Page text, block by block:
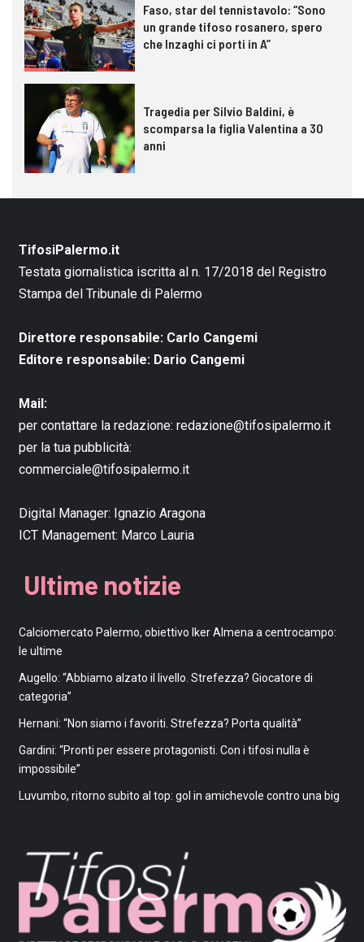
Faso, star del tennistavolo: “Sono
un grande tifoso rosanero, spero
che Inzaghi ci porti in A”
Tragedia per Silvio Baldini, è
scomparsa la figlia Valentina a 30
anni
TifosiPalermo.it
Testata giornalistica iscritta al n. 17/2018 del Registro
Stampa del Tribunale di Palermo
Direttore responsabile: Carlo Cangemi
Editore responsabile: Dario Cangemi
Mail:
per contattare la redazione: redazione@tifosipalermo.it
per la tua pubblicità:
commerciale@tifosipalermo.it
Digital Manager: Ignazio Aragona
ICT Management: Marco Lauria
Ultime notizie
Calciomercato Palermo, obiettivo Iker Almena a centrocampo:
le ultime
Augello: “Abbiamo alzato il livello. Strefezza? Giocatore di
categoria”
Hernani: “Non siamo i favoriti. Strefezza? Porta qualità”
Gardini: “Pronti per essere protagonisti. Con i tifosi nulla è
impossibile”
Luvumbo, ritorno subito al top: gol in amichevole contro una big